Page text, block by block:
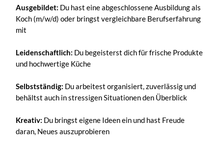
Ausgebildet: Du hast eine abgeschlossene Ausbildung als
Koch (m/w/d) oder bringst vergleichbare Berufserfahrung
mit
Leidenschaftlich: Du begeisterst dich für frische Produkte
und hochwertige Küche
Selbstständig: Du arbeitest organisiert, zuverlässig und
behältst auch in stressigen Situationen den Überblick
Kreativ: Du bringst eigene Ideen ein und hast Freude
daran, Neues auszuprobieren